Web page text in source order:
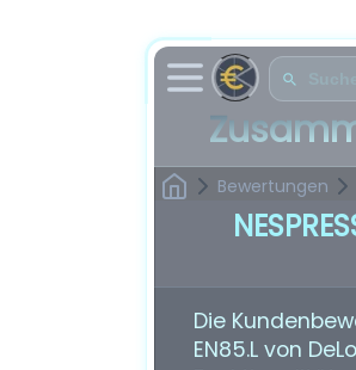
Bewertungen
Die
EN85.L von